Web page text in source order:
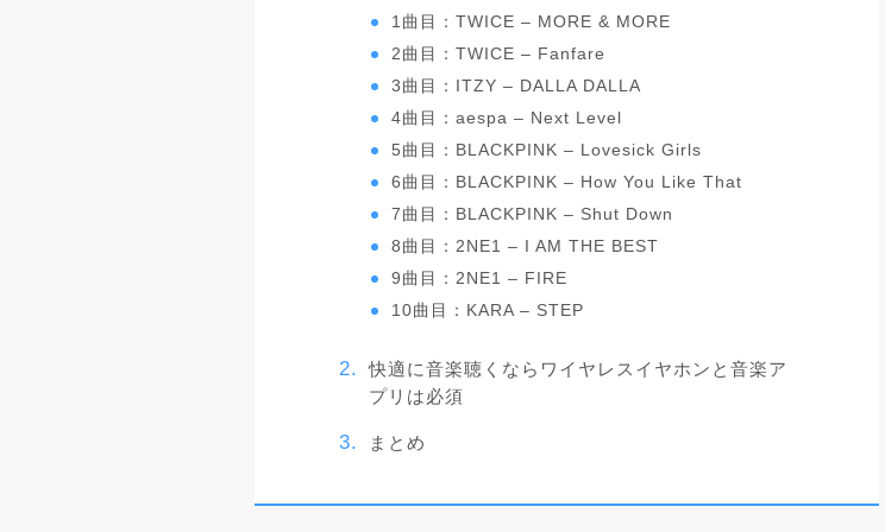
1曲目：TWICE – MORE & MORE
2曲目：TWICE – Fanfare
3曲目：ITZY – DALLA DALLA
4曲目：aespa – Next Level
5曲目：BLACKPINK – Lovesick Girls
6曲目：BLACKPINK – How You Like That
7曲目：BLACKPINK – Shut Down
8曲目：2NE1 – I AM THE BEST
9曲目：2NE1 – FIRE
10曲目：KARA – STEP
快適に音楽聴くならワイヤレスイヤホンと音楽ア
プリは必須
まとめ